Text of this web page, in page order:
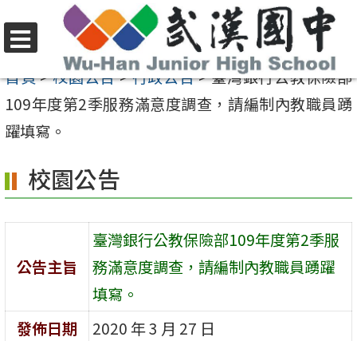
至
要
內
區
選
單
首頁>校園公告>行政公告>臺灣銀行公教保險部
109年度第2季服務滿意度調查，請編制內教職員踴
躍填寫。
校園公告
公告主旨
臺灣銀行公教保險部109年度第2季服
務滿意度調查，請編制內教職員踴躍
填寫。
發佈日期
2020 年 3 月 27 日